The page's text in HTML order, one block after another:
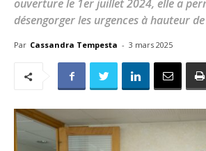
ouverture le 1er juillet 2024, elle a
désengorger les urgences à hauteur
Par Cassandra Tempesta - 3 mars 2025